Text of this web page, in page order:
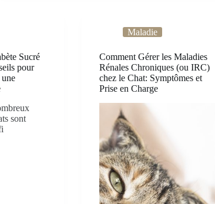
Sucré
pour
sont
Maladie
Comment Gérer les Maladies
Rénales Chroniques (ou IRC)
chez le Chat: Symptômes et
Prise en Charge